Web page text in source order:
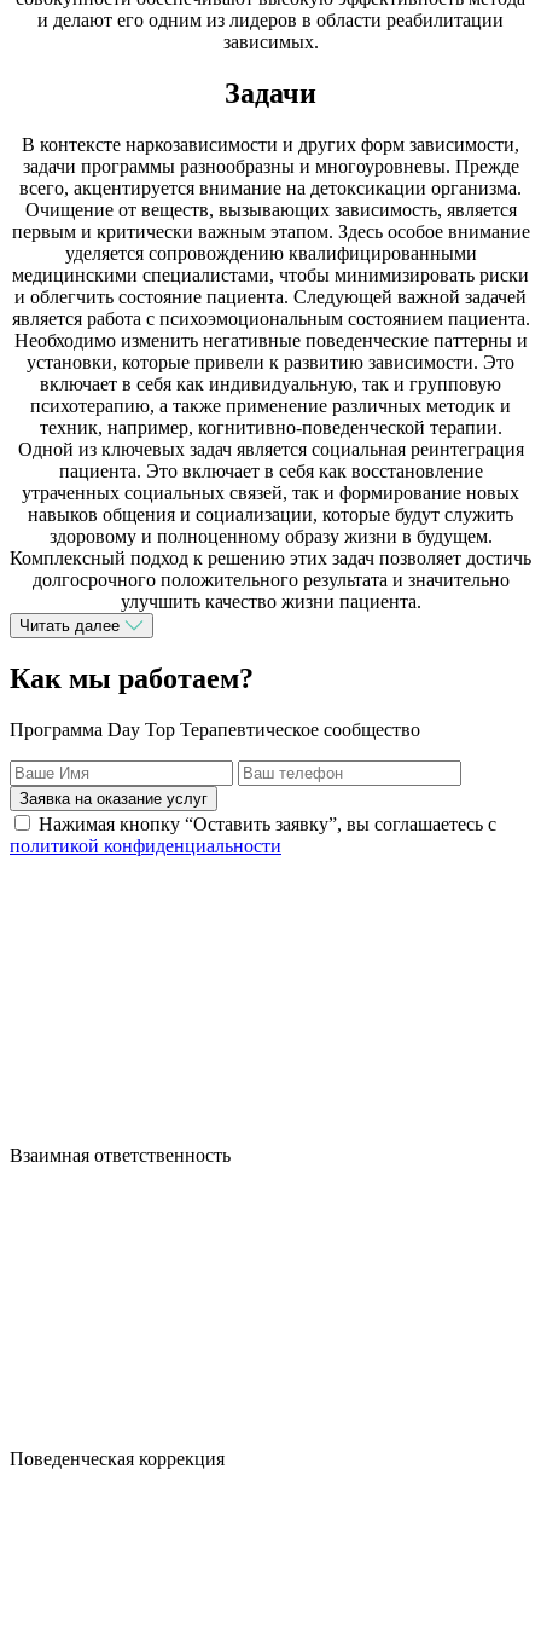
и делают его одним из лидеров в области реабилитации
зависимых.
Задачи
В контексте наркозависимости и других форм зависимости,
задачи программы разнообразны и многоуровневы. Прежде
всего, акцентируется внимание на детоксикации организма.
Очищение от веществ, вызывающих зависимость, является
первым и критически важным этапом. Здесь особое внимание
уделяется сопровождению квалифицированными
медицинскими специалистами, чтобы минимизировать риски
и облегчить состояние пациента. Следующей важной задачей
является работа с психоэмоциональным состоянием пациента.
Необходимо изменить негативные поведенческие паттерны и
установки, которые привели к развитию зависимости. Это
включает в себя как индивидуальную, так и групповую
психотерапию, а также применение различных методик и
техник, например, когнитивно-поведенческой терапии.
Одной из ключевых задач является социальная реинтеграция
пациента. Это включает в себя как восстановление
утраченных социальных связей, так и формирование новых
навыков общения и социализации, которые будут служить
здоровому и полноценному образу жизни в будущем.
Комплексный подход к решению этих задач позволяет достичь
долгосрочного положительного результата и значительно
улучшить качество жизни пациента.
Читать далее
Как мы работаем?
Программа Day Top Терапевтическое сообщество
Заявка на оказание услуг
Нажимая кнопку “Оставить заявку”, вы соглашаетесь с
политикой конфиденциальности
Взаимная ответственность
Поведенческая коррекция